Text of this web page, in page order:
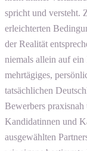
spricht und versteht.
erleichterten
der Realität
niemals allein auf ein
mehrtägiges,
tatsächlichen
Bewerbers
Kandidatinnen und
ausgewählten